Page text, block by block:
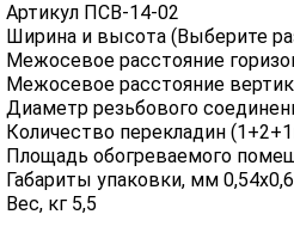
Артикул ПСВ-14-02
Ширина и высота (Выберите
Межосевое расстояние
Межосевое расстояние
Диаметр резьбового
Количество перекладин
Площадь обогреваемого
Габариты упаковки, мм
Вес, кг 5,5